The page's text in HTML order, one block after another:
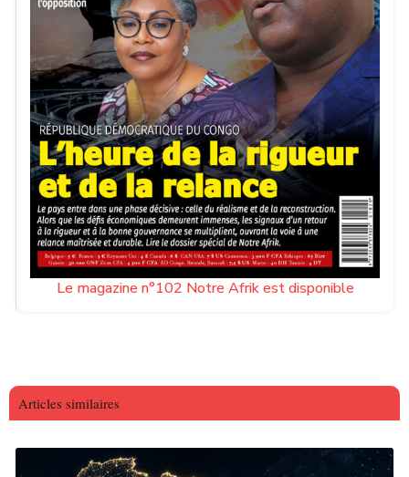
Le magazine n°102 Notre Afrik est disponible
Articles similaires